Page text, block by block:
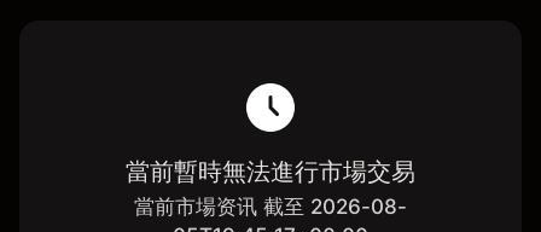
當前暫時無法進行市場交易
當前市場资讯 截至 2026-08-